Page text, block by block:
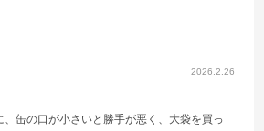
2026.2.26
缶の口が小さいと勝手が悪く、大袋を買っ